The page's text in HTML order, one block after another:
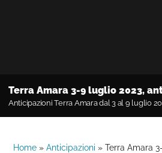
Terra Amara 3-9 luglio 2023,
Anticipazioni Terra Amara dal 3 al 9 luglio
Home »Anticipazioni »Terra Amara